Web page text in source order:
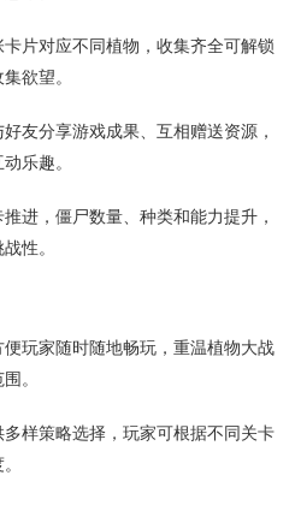
片对应不同植物，收集齐全可解锁
欲望。
友分享游戏成果、互相赠送资源，
乐趣。
进，僵尸数量、种类和能力提升，
性。
玩家随时随地畅玩，重温植物大战
。
样策略选择，玩家可根据不同关卡